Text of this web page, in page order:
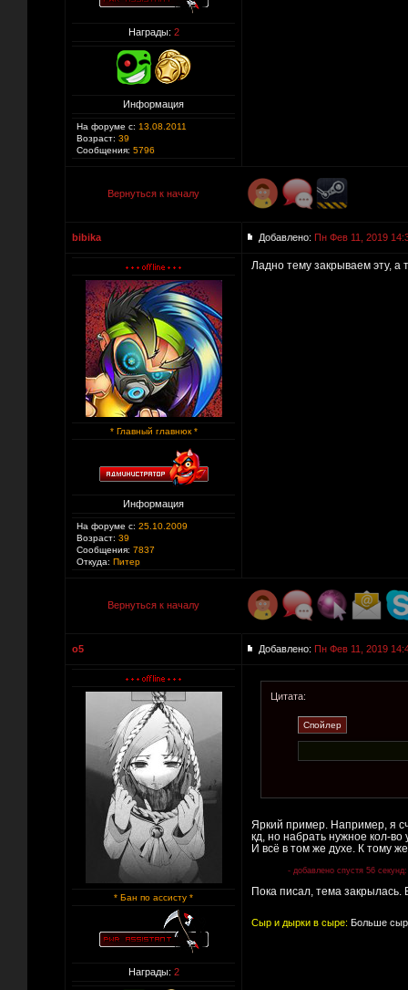
Награды: 2
Информация
На форуме с: 13.08.2011
Возраст: 39
Сообщения: 5796
Вернуться к началу
bibika Добавлено: Пн Фев 11, 2019
* Главный главнюк *
Информация
На форуме с: 25.10.2009
Возраст: 39
Сообщения: 7837
Откуда: Питер
Ладно тему закрываем эту, а
Вернуться к началу
o5 Добавлено: Пн Фев 11, 2019
* Бан по ассисту *
Награды: 2
Цитата:
Яркий пример. Например, я
кд, но набрать нужное кол-во
И всё в том же духе. К тому
- добавлено спустя 56 секунд:
Пока писал, тема закрылась.
Сыр и дырки в сыре: Больше